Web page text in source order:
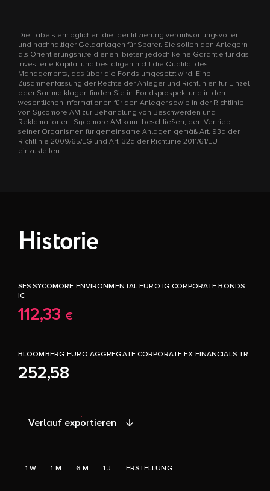
Die Labels ermöglichen die Identifizierung verantwortungsvoller
und nachhaltiger Geldanlagen für Sparer. Sie sollen den Anlegern
als Orientierungshilfe dienen, bieten jedoch keine Garantie für das
investierte Kapital und bestätigen nicht die Qualität des
Managements, das über die Fonds umgesetzt wird. Eine
Zusammenfassung der Rechte der Anleger und Richtlinien für Einzel-
oder Sammelklagen finden Sie im Fondsprospekt und in den
wesentlichen Informationen für den Anleger sowie in der Richtlinie
von Sycomore AM zur Behandlung von Beschwerden und
Reklamationen. Sycomore AM kann beschließen, den Vertrieb
seiner Organismen für gemeinsame Anlagen gemäß Art. 93a der
Richtlinie 2009/65/EG und Art. 32a der Richtlinie 2011/61/EU
einzustellen.
Historie
SFS SYCOMORE ENVIRONMENTAL EURO IG CORPORATE BONDS
IC
112,33 €
BLOOMBERG EURO AGGREGATE CORPORATE EX-FINANCIALS TR
252,58
Verlauf exportieren
1 W 1 M 6 M 1 J ERSTELLUNG